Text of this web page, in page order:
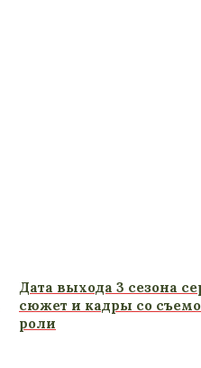
Дата выхода 3 сезона
сюжет и кадры со
роли